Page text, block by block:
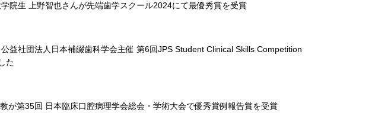
院生 上野智也さんが先端歯学スクール2024にて最優秀賞を受賞
益社団法人日本補綴歯科学会主催 第6回JPS Student Clinical Skills Competition
た
が第35回 日本臨床口腔病理学会総会・学術大会で優秀賞例報告賞を受賞